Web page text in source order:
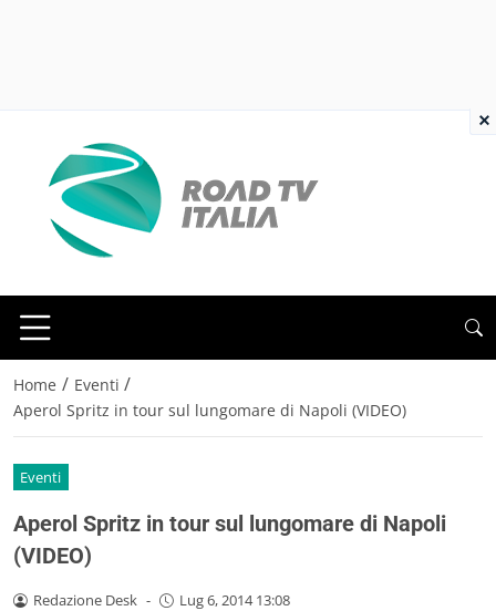
Home / Eventi /
Aperol Spritz in tour sul lungomare di Napoli (VIDEO)
Eventi
Aperol Spritz in tour sul lungomare di Napoli
(VIDEO)
Redazione Desk - Lug 6, 2014 13:08
×